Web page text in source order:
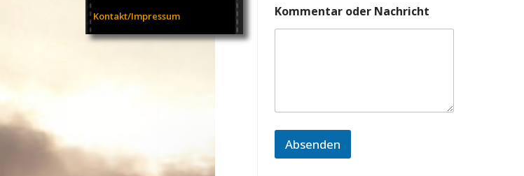
Kontakt/Impressum
Kommentar oder Nachricht
Absenden